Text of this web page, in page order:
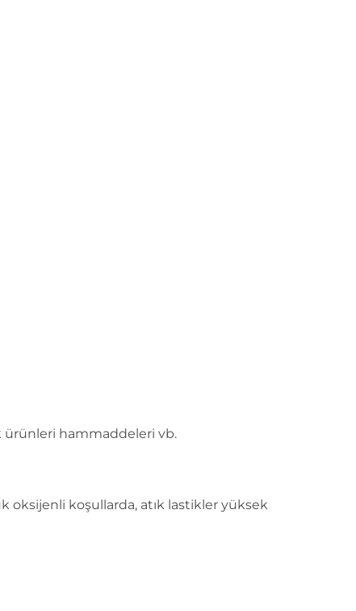
ürünleri hammaddeleri vb.
oksijenli koşullarda, atık lastikler yüksek